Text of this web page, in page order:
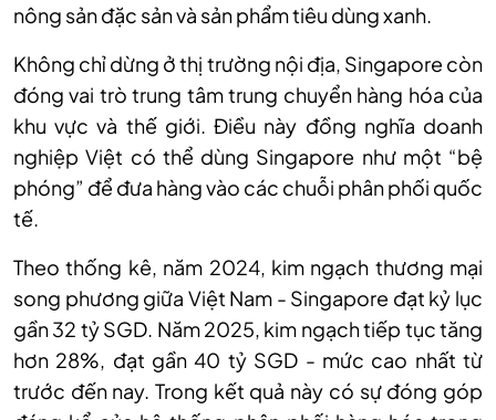
nông sản đặc sản và sản phẩm tiêu dùng xanh.
Không chỉ dừng ở thị trường nội địa, Singapore còn
đóng vai trò trung tâm trung chuyển hàng hóa của
khu vực và thế giới. Điều này đồng nghĩa doanh
nghiệp Việt có thể dùng Singapore như một “bệ
phóng” để đưa hàng vào các chuỗi phân phối quốc
tế.
Theo thống kê, năm 2024, kim ngạch thương mại
song phương giữa Việt Nam - Singapore đạt kỷ lục
gần 32 tỷ SGD. Năm 2025, kim ngạch tiếp tục tăng
hơn 28%, đạt gần 40 tỷ SGD - mức cao nhất từ
trước đến nay. Trong kết quả này có sự đóng góp